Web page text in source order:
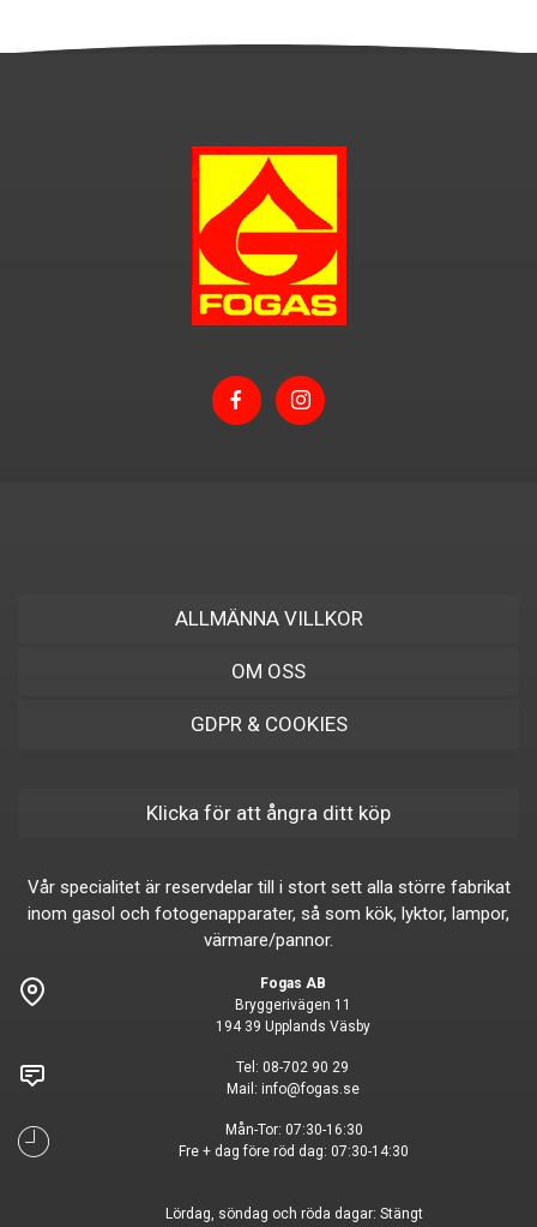
ALLMÄNNA VILLKOR
OM OSS
GDPR & COOKIES
Klicka för att ångra ditt köp
Vår specialitet är reservdelar till i stort sett alla större fabrikat
inom gasol och fotogenapparater, så som kök, lyktor, lampor,
värmare/pannor.
Fogas AB
Bryggerivägen 11
194 39 Upplands Väsby
Tel: 08-702 90 29
Mail: info@fogas.se
Mån-Tor: 07:30-16:30
Fre + dag före röd dag: 07:30-14:30
Lördag, söndag och röda dagar: Stängt